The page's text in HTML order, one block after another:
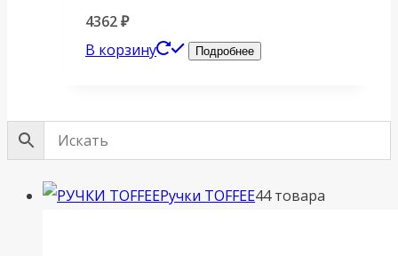
4362₽
В корзину
Подробнее
Ручки TOFFEE44 товара